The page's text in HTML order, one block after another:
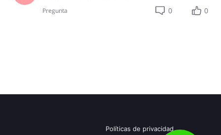
Pregunta
0 0
Políticas de privacidad